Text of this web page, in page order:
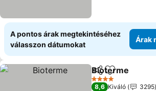
A pontos árak megtekintéséhez
válasszon dátumokat
Árak
MegosztásHozzáadás
Bioterme
4 Kategória
8,6 Kiváló
3295